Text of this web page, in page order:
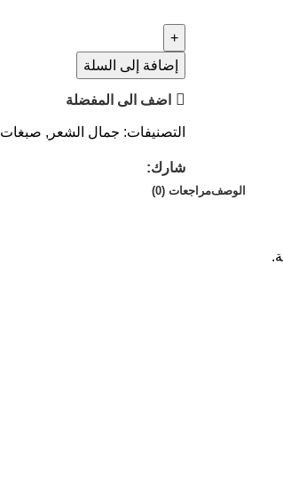
إضافة إلى السلة
اضف الى المفضلة
التصنيفات: جمال الشعر ,
شارك:
الوصفمراجعات (0)